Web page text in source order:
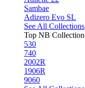
Sambae
Adizero Evo SL
See All Collections
Top NB Collection
530
740
2002R
1906R
9060